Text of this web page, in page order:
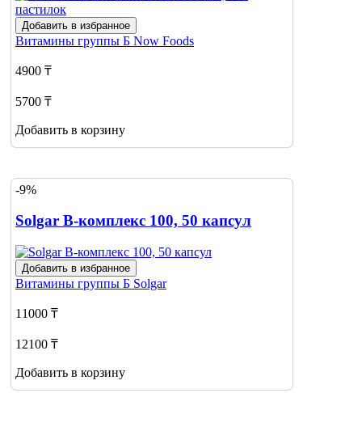
Добавить в избранное
Витамины группы Б Now Foods
4900 ₸
5700 ₸
Добавить в корзину
-9%
Solgar B-комплекс 100, 50 капсул
Добавить в избранное
Витамины группы Б Solgar
11000 ₸
12100 ₸
Добавить в корзину